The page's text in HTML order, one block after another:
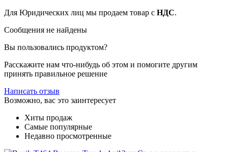
Для Юридических лиц мы продаем товар с НДС.
Сообщения не найдены
Вы пользовались продуктом?
Расскажите нам что-нибудь об этом и помогите другим
принять правильное решение
Написать отзыв
Возможно, вас это заинтересует
Хиты продаж
Самые популярные
Недавно просмотренные